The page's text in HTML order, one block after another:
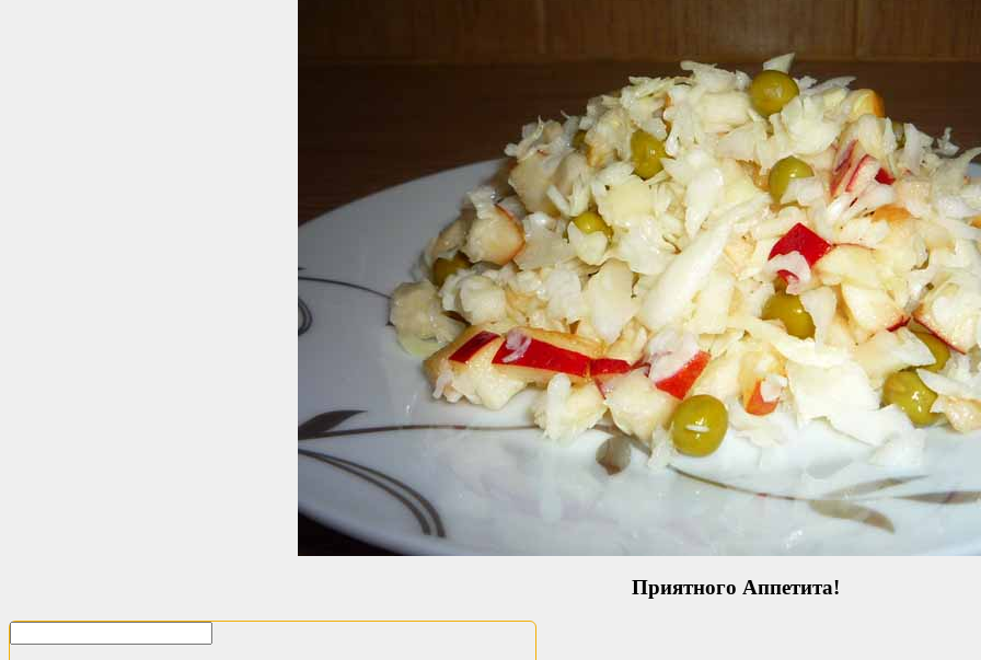
Приятного Аппетита!